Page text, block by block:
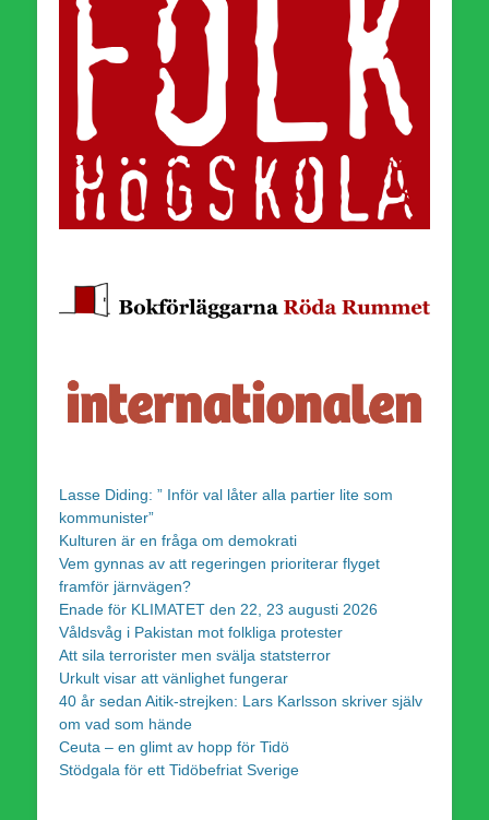
Lasse Diding: ” Inför val låter alla partier lite som
kommunister”
Kulturen är en fråga om demokrati
Vem gynnas av att regeringen prioriterar flyget
framför järnvägen?
Enade för KLIMATET den 22, 23 augusti 2026
Våldsvåg i Pakistan mot folkliga protester
Att sila terrorister men svälja statsterror
Urkult visar att vänlighet fungerar
40 år sedan Aitik-strejken: Lars Karlsson skriver själv
om vad som hände
Ceuta – en glimt av hopp för Tidö
Stödgala för ett Tidöbefriat Sverige